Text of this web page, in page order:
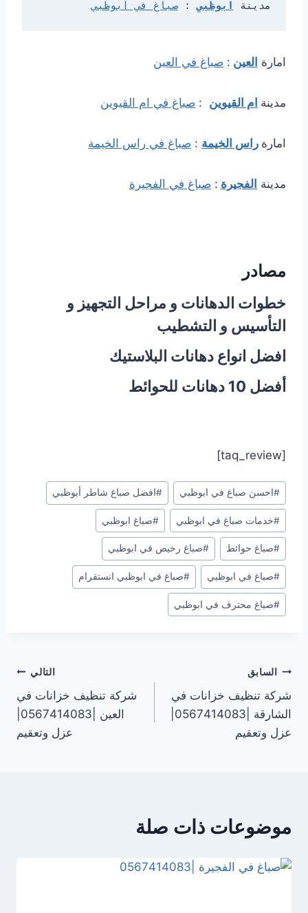
مدينة ابوظبي : صباغ في ابوظبي
امارة العين : صباغ في العين
مدينة ام القيوين : صباغ في ام القيوين
امارة راس الخيمة : صباغ في راس الخيمة
مدينة الفجيرة : صباغ في الفجيرة
مصادر
خطوات الدهانات و مراحل التجهيز و
التأسيس و التشطيب
افضل انواع دهانات البلاستيك
أفضل 10 دهانات للحوائط
[taq_review]
وسوم
المقال:
#احسن صباغ في ابوظبي #افضل صباغ شاطر أبوظبي
#خدمات صباغ في ابوظبي #صباغ ابوظبي
#صباغ حوائط #صباغ رخيص في ابوظبي
#صباغ في ابوظبي #صباغ في ابوظبي انستقرام
#صباغ محترف في ابوظبي
تصفّح
المقالات
السابق
شركة تنظيف خزانات في
عزل وتعقيم
التالي
شركة تنظيف خزانات في
عزل وتعقيم
موضوعات ذات صلة